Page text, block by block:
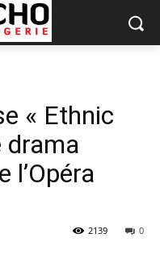
« Ethnic
drama
l’Opéra
0
2139